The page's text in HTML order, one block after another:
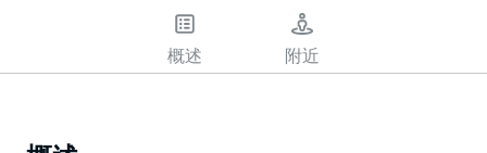
概述 附近